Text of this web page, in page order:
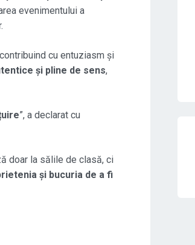
evenimentului a
cu entuziasm și
și pline de sens,
”, a declarat cu
doar la sălile de clasă, ci
și bucuria de a fi